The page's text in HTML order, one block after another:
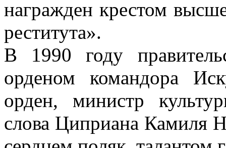
награжден крестом
реститута».
В 1990 году
орденом командора
орден, министр
слова Циприана Камиля